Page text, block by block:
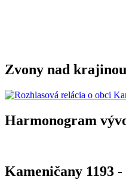
Zvony nad
Harmonogram
Kameničany 1193 -